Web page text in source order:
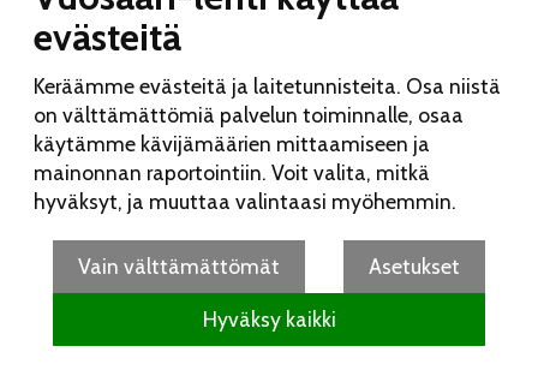
VUOSAARI-LEHTI
Toimitus:
Vuosaari-lehti
Merikorttikuja 6 E
00960 Helsinki
Puh:
050 462 9702
vuosaarilehti(at)vuosaarilehti.fi
evästeitä
Keräämme evästeitä ja laitetunnisteita. Osa niistä
on välttämättömiä palvelun toiminnalle, osaa
käytämme kävijämäärien mittaamiseen ja
mainonnan raportointiin. Voit valita, mitkä
hyväksyt, ja muuttaa valintaasi myöhemmin.
Vain välttämättömät Asetukset
Hyväksy kaikki